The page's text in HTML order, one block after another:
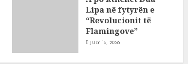
Lipa në fytyrën e
“Revolucionit të
Flamingove”
JULY 16, 2026